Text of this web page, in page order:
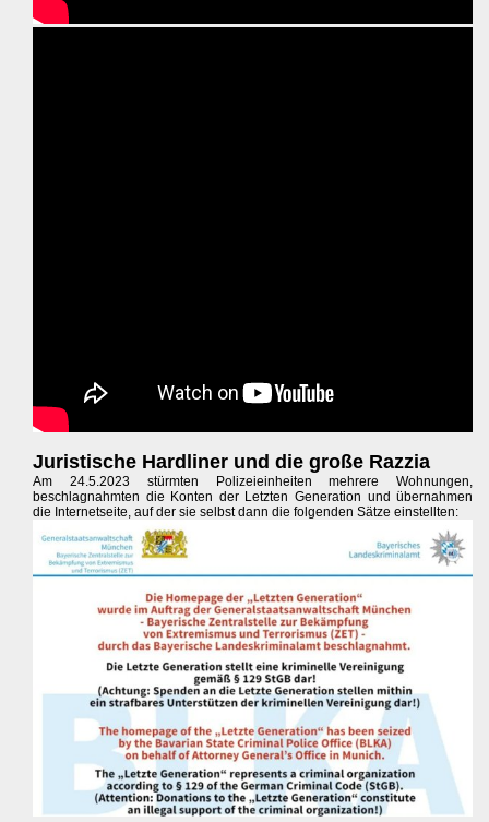
Juristische Hardliner und die große Razzia
Am 24.5.2023 stürmten Polizeieinheiten mehrere Wohnungen,
beschlagnahmten die Konten der Letzten Generation und übernahmen
die Internetseite, auf der sie selbst dann die folgenden Sätze einstellten: